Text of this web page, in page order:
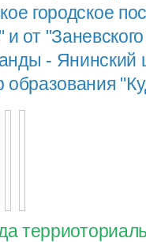
городское
от
- Янинский
образования